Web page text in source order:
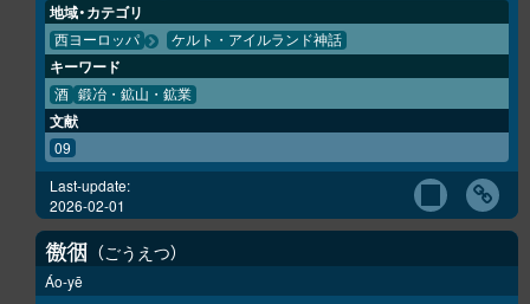
地域・カテゴリ
西ヨーロッパ ケルト・アイルランド神話
キーワード
酒 鍛冶・鉱山・鉱業
文献
09
Last-update:
2026-02-01
𢕟𢓨 ごうえつ
Áo-yē